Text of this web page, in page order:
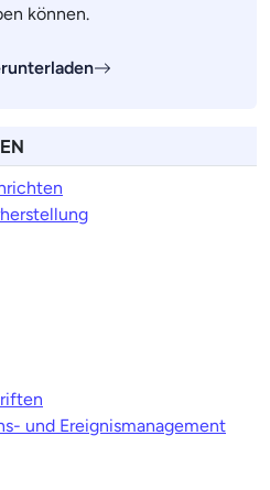
können.
und Ereignismanagement